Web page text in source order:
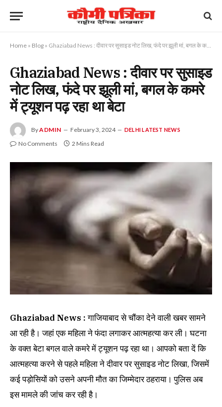
Home » Blog » Ghaziabad News : दीवार पर सुसाइड नोट लिख, फंदे पर झूली मां, बगल के कमरे में ट्यूशन पढ़ रहा था बेटा
Ghaziabad News : दीवार पर सुसाइड
नोट लिख, फंदे पर झूली मां, बगल के कमरे
में ट्यूशन पढ़ रहा था बेटा
ByADMIN February 3, 2024 DELHI LATEST NEWS
No Comments 2 Mins Read
Ghaziabad News :गाजियाबाद से चौंका देने वाली खबर सामने
आ रही है। जहां एक महिला ने फंदा लगाकर आत्महत्या कर ली। घटना
के वक्त बेटा बगल वाले कमरे में ट्यूशन पढ़ रहा था। आपको बता दें कि
आत्महत्या करने से पहले महिला ने दीवार पर सुसाइड नोट लिखा, जिसमें
कई पड़ोसियों को उसने अपनी मौत का जिम्मेदार ठहराया। पुलिस अब
इस मामले की जांच कर रही है।